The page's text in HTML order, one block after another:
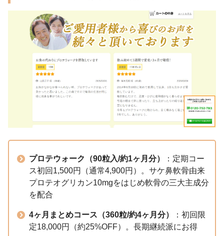
プロテウォーク（90粒入/約1ヶ月分）
：定期コー
ス初回1,500円（通常4,900円）。サケ鼻軟骨由来
プロテオグリカン10mgをはじめ軟骨の三大主成分
を配合
4ヶ月まとめコース（360粒/約4ヶ月分）
：初回限
定18,000円（約25%OFF）。長期継続派にお得